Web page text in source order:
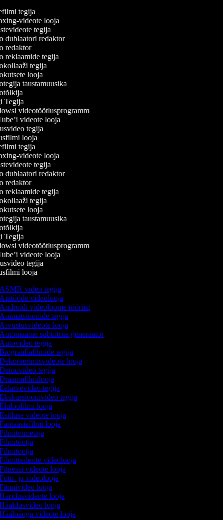
tegija
videote looja
tegija
dublaatori redaktor
redaktor
reklaamide tegija
tegija
looja
taustamuusika
videotöötlusprogramm
videote looja
tegija
looja
tegija
videote looja
tegija
dublaatori redaktor
redaktor
reklaamide tegija
tegija
looja
taustamuusika
videotöötlusprogramm
videote looja
tegija
looja
video tegija
videolooja
videoloome tööriist
tegija
looja
subtiitrite generaator
tegija
tegija
looja
tegija
tegija
tegija
looja
videote looja
looja
videolooja
videote looja
ja videolooja
looja
looja
looja
videote looja